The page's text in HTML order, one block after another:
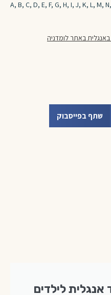
A, B, C, D, E, F, G, H, I, J, K, L, M,
באתר לומדניה
שתף בפייסבוק
אנגלית לילדים